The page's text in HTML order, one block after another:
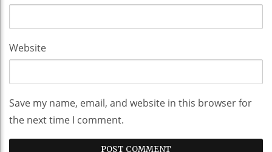
Website
Save my name, email, and website in this browser for
the next time I comment.